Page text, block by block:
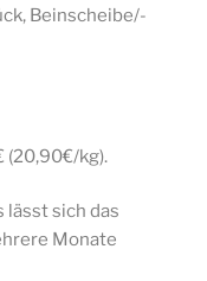
Beinscheibe/-
(20,90€/kg).
sich das
Monate